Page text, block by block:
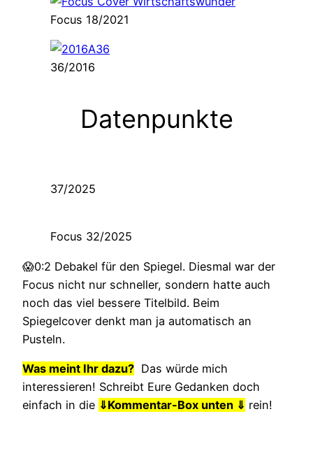
Focus 18/2021
36/2016
Datenpunkte
37/2025
Focus 32/2025
😱0:2 Debakel für den Spiegel. Diesmal war der
Focus nicht nur schneller, sondern hatte auch
noch das viel bessere Titelbild. Beim
Spiegelcover denkt man ja automatisch an
Pusteln.
Was meint Ihr dazu? Das würde mich
interessieren! Schreibt Eure Gedanken doch
einfach in die ⇓Kommentar-Box unten ⇓ rein!